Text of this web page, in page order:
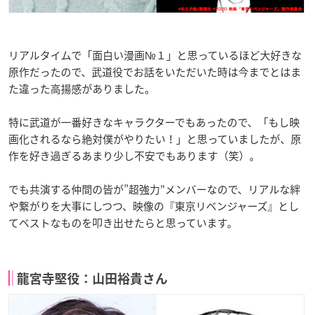
リアルタイムで「面白い漫画№１」と思っているほど大好きな
原作だったので、武道役でお話をいただいた時は今までとはま
た違った高揚感がありました。
特に武道が一番好きなキャラクターでもあったので、「もし映
画化されるなら絶対僕がやりたい！」と思っていましたが、原
作を好き過ぎるあまり少し不安でもあります（笑）。
でも共演する仲間の皆が”超強力”メンバーなので、リアルな絆
や繋がりを大事にしつつ、映像の『東京リベンジャーズ』とし
てベストなものを叩き出せたらと思っています。
龍宮寺堅役：山田裕貴さん